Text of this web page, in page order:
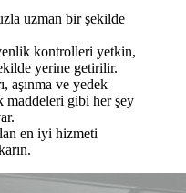
uzman bir şekilde
kontrolleri yetkin,
yerine getirilir.
aşınma ve yedek
maddeleri gibi her şey
en iyi hizmeti